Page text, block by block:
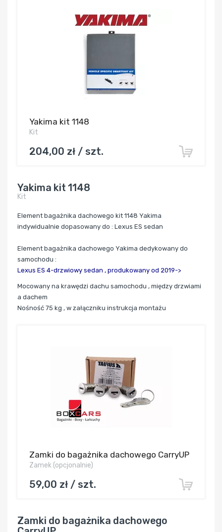
Yakima kit 1148
Kit
204,00 zł / szt.
Yakima kit 1148
Kit
Element bagażnika dachowego kit 1148 Yakima
indywidualnie dopasowany do : Lexus ES sedan
Element bagażnika dachowego Yakima dedykowany do
samochodu :
Lexus ES 4-drzwiowy sedan , produkowany od 2019->
Mocowany na krawędzi dachu samochodu , między drzwiami
a dachem
Nośność 75 kg , w załączniku instrukcja montażu
Zamki do bagażnika dachowego CarryUP
Zamek (opcjonalnie)
59,00 zł / szt.
Zamki do bagażnika dachowego